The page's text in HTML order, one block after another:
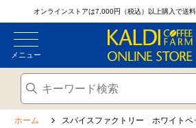
オンラインストアは7,000円（税込）以上購入で送料
メニュー
ホーム スパイスファクトリー ホワイト